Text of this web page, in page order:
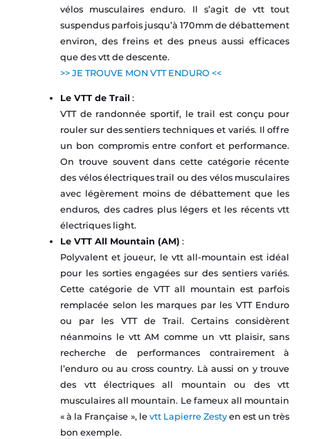
vélos musculaires enduro. Il s’agit de vtt tout
suspendus parfois jusqu’à 170mm de débattement
environ, des freins et des pneus aussi efficaces
que des vtt de descente.
>> JE TROUVE MON VTT ENDURO <<
Le VTT de Trail :
VTT de randonnée sportif, le trail est conçu pour
rouler sur des sentiers techniques et variés. Il offre
un bon compromis entre confort et performance.
On trouve souvent dans cette catégorie récente
des vélos électriques trail ou des vélos musculaires
avec légèrement moins de débattement que les
enduros, des cadres plus légers et les récents vtt
électriques light.
Le VTT All Mountain (AM) :
Polyvalent et joueur, le vtt all-mountain est idéal
pour les sorties engagées sur des sentiers variés.
Cette catégorie de VTT all mountain est parfois
remplacée selon les marques par les VTT Enduro
ou par les VTT de Trail. Certains considèrent
néanmoins le vtt AM comme un vtt plaisir, sans
recherche de performances contrairement à
l’enduro ou au cross country. Là aussi on y trouve
des vtt électriques all mountain ou des vtt
musculaires all mountain. Le fameux all mountain
« à la Française », le vtt Lapierre Zestyen est un très
bon exemple.